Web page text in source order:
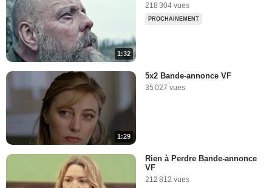
1:32
218 304 vues
PROCHAINEMENT
1:29
5x2 Bande-annonce VF
35 027 vues
Rien à Perdre Bande-annonce
VF
212 812 vues